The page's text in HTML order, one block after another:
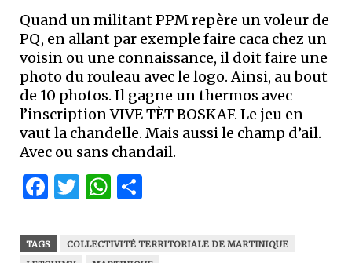
Quand un militant PPM repère un voleur de
PQ, en allant par exemple faire caca chez un
voisin ou une connaissance, il doit faire une
photo du rouleau avec le logo. Ainsi, au bout
de 10 photos. Il gagne un thermos avec
l’inscription VIVE TÈT BOSKAF. Le jeu en
vaut la chandelle. Mais aussi le champ d’ail.
Avec ou sans chandail.
Facebook
Twitter
WhatsApp
TAGS
COLLECTIVITÉ TERRITORIALE DE MARTINIQUE